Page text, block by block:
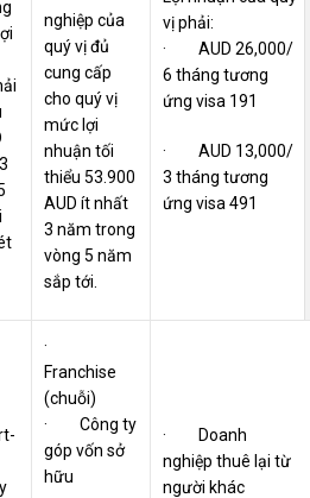
nghiệp của
quý vị đủ
cung cấp
cho quý vị
mức lợi
nhuận tối
thiểu 53.900
AUD ít nhất
3 năm trong
vòng 5 năm
sắp tới.
vị phải:
· AUD 26,000/
6 tháng tương
ứng visa 191
· AUD 13,000/
3 tháng tương
ứng visa 491
·
Franchise
(chuỗi)
· Công ty
góp vốn sở
hữu
· Doanh
nghiệp thuê lại từ
người khác